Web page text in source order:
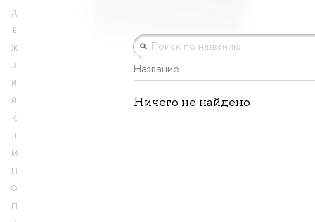
Д
Е
Ж
З
И
Й
К
Л
М
Н
О
П
Название
Ничего не найдено